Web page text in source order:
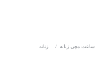
ساعت مچی زنانه / زنانه